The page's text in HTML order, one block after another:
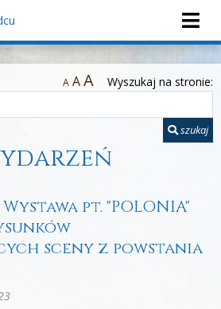
A AA Wyszukaj na stronie:
szukaj
pt. "POLONIA"
sceny z powstania